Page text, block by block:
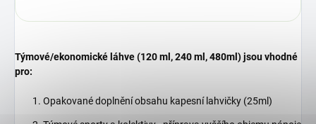
Týmové/ekonomické láhve (120 ml, 240 ml, 480ml) jsou vhodné
pro:
Opakované doplnění obsahu kapesní lahvičky (25ml)